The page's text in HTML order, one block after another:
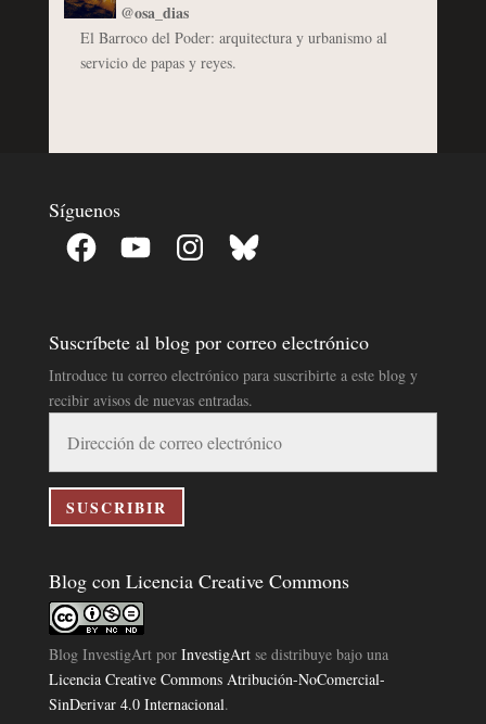
@osa_dias
El Barroco del Poder: arquitectura y urbanismo al
servicio de papas y reyes.
Síguenos
Facebook YouTube InstagramBluesky
Suscríbete al blog por correo electrónico
Introduce tu correo electrónico para suscribirte a este blog y
recibir avisos de nuevas entradas.
correo
electrónico
SUSCRIBIR
Blog con Licencia Creative Commons
Blog InvestigArtpor InvestigArtse distribuye bajo una
Licencia Creative Commons Atribución-NoComercial-
SinDerivar 4.0 Internacional.